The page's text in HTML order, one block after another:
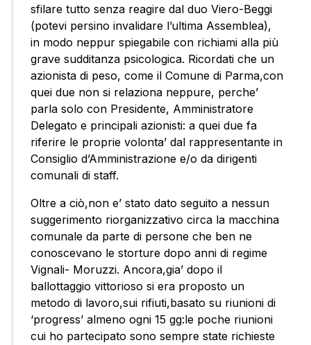
sfilare tutto senza reagire dal duo Viero-Beggi
(potevi persino invalidare l’ultima Assemblea),
in modo neppur spiegabile con richiami alla più
grave sudditanza psicologica. Ricordati che un
azionista di peso, come il Comune di Parma,con
quei due non si relaziona neppure, perche’
parla solo con Presidente, Amministratore
Delegato e principali azionisti: a quei due fa
riferire le proprie volonta’ dal rappresentante in
Consiglio d’Amministrazione e/o da dirigenti
comunali di staff.
Oltre a ciò,non e’ stato dato seguito a nessun
suggerimento riorganizzativo circa la macchina
comunale da parte di persone che ben ne
conoscevano le storture dopo anni di regime
Vignali- Moruzzi. Ancora,gia’ dopo il
ballottaggio vittorioso si era proposto un
metodo di lavoro,sui rifiuti,basato su riunioni di
‘progress’ almeno ogni 15 gg:le poche riunioni
cui ho partecipato sono sempre state richieste